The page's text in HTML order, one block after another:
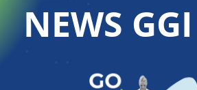
NEWS GGI